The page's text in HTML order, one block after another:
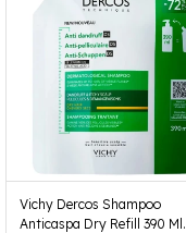
Vichy Dercos Shampoo
Anticaspa Dry Refill 390 Ml.